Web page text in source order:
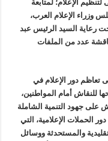
الإعلام؛ لمتابعة
وزراء الإعلام العرب،
رعاية السيد الرئيس عبد
عدد من الملفات
تعاظم دور الإعلام في
للنقاش أمام المواطنين،
على جهود التنمية الشاملة
الحملات الإعلامية، التي
والمستحدثة ووسائل